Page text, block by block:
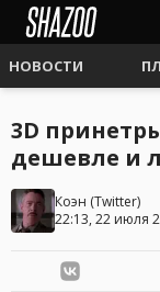
НОВОСТИ
3D
дешевле и
Коэн (Twitter)
22:13, 22 июля